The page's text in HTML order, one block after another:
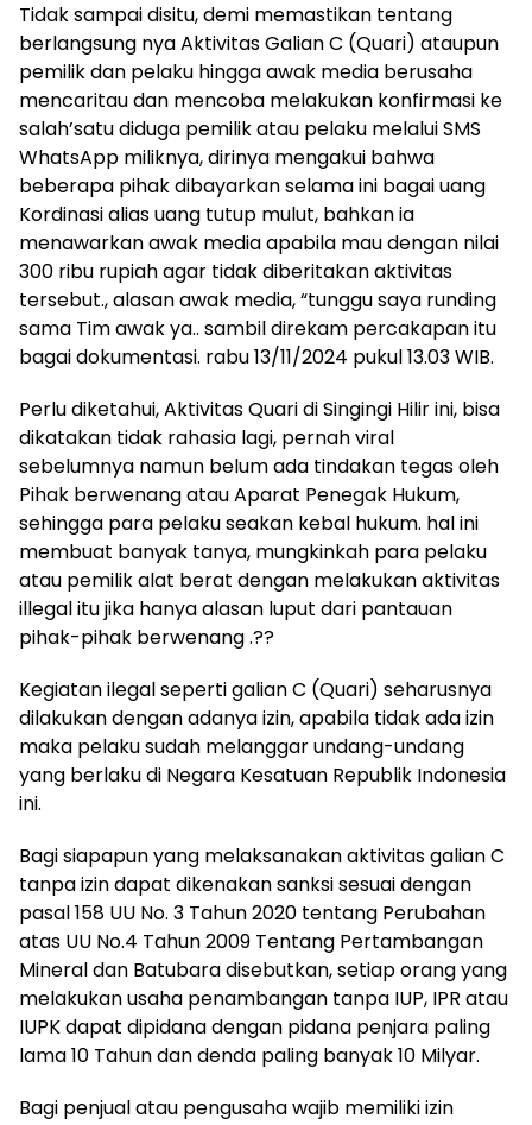
Tidak sampai disitu, demi memastikan tentang
berlangsung nya Aktivitas Galian C (Quari) ataupun
pemilik dan pelaku hingga awak media berusaha
mencaritau dan mencoba melakukan konfirmasi ke
salah’satu diduga pemilik atau pelaku melalui SMS
WhatsApp miliknya, dirinya mengakui bahwa
beberapa pihak dibayarkan selama ini bagai uang
Kordinasi alias uang tutup mulut, bahkan ia
menawarkan awak media apabila mau dengan nilai
300 ribu rupiah agar tidak diberitakan aktivitas
tersebut., alasan awak media, “tunggu saya runding
sama Tim awak ya.. sambil direkam percakapan itu
bagai dokumentasi. rabu 13/11/2024 pukul 13.03 WIB.
Perlu diketahui, Aktivitas Quari di Singingi Hilir ini, bisa
dikatakan tidak rahasia lagi, pernah viral
sebelumnya namun belum ada tindakan tegas oleh
Pihak berwenang atau Aparat Penegak Hukum,
sehingga para pelaku seakan kebal hukum. hal ini
membuat banyak tanya, mungkinkah para pelaku
atau pemilik alat berat dengan melakukan aktivitas
illegal itu jika hanya alasan luput dari pantauan
pihak-pihak berwenang .??
Kegiatan ilegal seperti galian C (Quari) seharusnya
dilakukan dengan adanya izin, apabila tidak ada izin
maka pelaku sudah melanggar undang-undang
yang berlaku di Negara Kesatuan Republik Indonesia
ini.
Bagi siapapun yang melaksanakan aktivitas galian C
tanpa izin dapat dikenakan sanksi sesuai dengan
pasal 158 UU No. 3 Tahun 2020 tentang Perubahan
atas UU No.4 Tahun 2009 Tentang Pertambangan
Mineral dan Batubara disebutkan, setiap orang yang
melakukan usaha penambangan tanpa IUP, IPR atau
IUPK dapat dipidana dengan pidana penjara paling
lama 10 Tahun dan denda paling banyak 10 Milyar.
Bagi penjual atau pengusaha wajib memiliki izin